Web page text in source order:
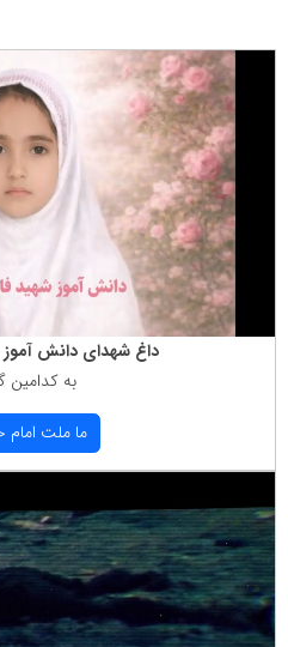
داغ شهدای دانش
به كدامین
ما ملت امام